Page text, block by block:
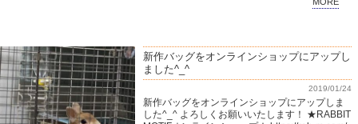
新作バッグをオンラインショップにアップし
ました^_^
2019/01/24
新作バッグをオンラインショップにアップしま
した^_^ よろしくお願いいたします！ ★RABBIT